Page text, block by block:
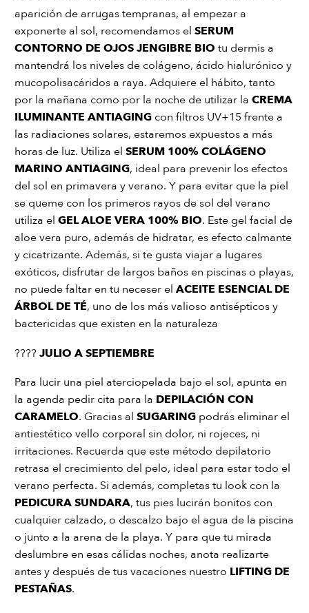
aparición de arrugas tempranas, al empezar a
exponerte al sol, recomendamos el SERUM
CONTORNO DE OJOS JENGIBRE BIO tu dermis a
mantendrá los niveles de colágeno, ácido hialurónico y
mucopolisacáridos a raya. Adquiere el hábito, tanto
por la mañana como por la noche de utilizar la CREMA
ILUMINANTE ANTIAGING con filtros UV+15 frente a
las radiaciones solares, estaremos expuestos a más
horas de luz. Utiliza el SERUM 100% COLÁGENO
MARINO ANTIAGING, ideal para prevenir los efectos
del sol en primavera y verano. Y para evitar que la piel
se queme con los primeros rayos de sol del verano
utiliza el GEL ALOE VERA 100% BIO. Este gel facial de
aloe vera puro, además de hidratar, es efecto calmante
y cicatrizante. Además, si te gusta viajar a lugares
exóticos, disfrutar de largos baños en piscinas o playas,
no puede faltar en tu neceser el ACEITE ESENCIAL DE
ÁRBOL DE TÉ, uno de los más valioso antisépticos y
bactericidas que existen en la naturaleza
???? JULIO A SEPTIEMBRE
Para lucir una piel aterciopelada bajo el sol, apunta en
la agenda pedir cita para la DEPILACIÓN CON
CARAMELO. Gracias al SUGARING podrás eliminar el
antiestético vello corporal sin dolor, ni rojeces, ni
irritaciones. Recuerda que este método depilatorio
retrasa el crecimiento del pelo, ideal para estar todo el
verano perfecta. Si además, completas tu look con la
PEDICURA SUNDARA, tus pies lucirán bonitos con
cualquier calzado, o descalzo bajo el agua de la piscina
o junto a la arena de la playa. Y para que tu mirada
deslumbre en esas cálidas noches, anota realizarte
antes y después de tus vacaciones nuestro LIFTING DE
PESTAÑAS.